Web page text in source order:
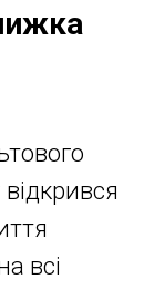
всі